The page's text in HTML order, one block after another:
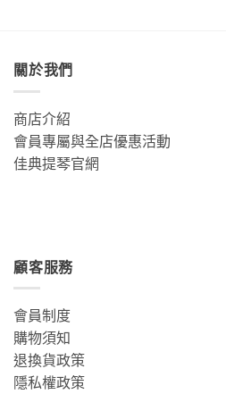
關於我們
商店介紹
會員專屬與全店優惠活動
佳典提琴官網
顧客服務
會員制度
購物須知
退換貨政策
隱私權政策